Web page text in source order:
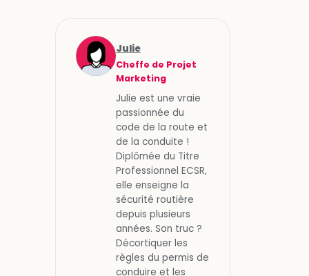
Julie
Cheffe de Projet
Marketing
Julie est une vraie
passionnée du
code de la route et
de la conduite !
Diplômée du Titre
Professionnel ECSR,
elle enseigne la
sécurité routière
depuis plusieurs
années. Son truc ?
Décortiquer les
règles du permis de
conduire et les